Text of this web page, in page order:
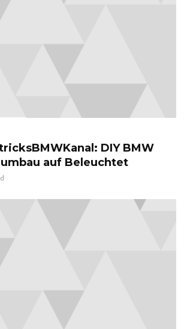
DIY BMW
auf Beleuchtet